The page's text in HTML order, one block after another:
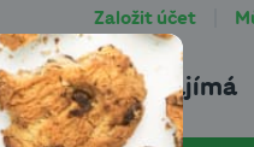
Co vás zajímá
Založit účet